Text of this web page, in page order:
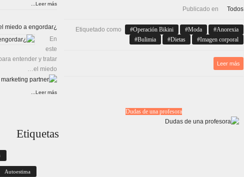
Publicado en Todos
Etiquetado como Operación Bikini Moda
Anorexia
Bulimia
Dietas Imagen corporal
Leer más
Dudas de una profesora
Leer más...
¿Cómo puedo perder el miedo a engordar?
En
este
entender y tratar
el miedo…
Leer más...
Etiquetas
Autoestima